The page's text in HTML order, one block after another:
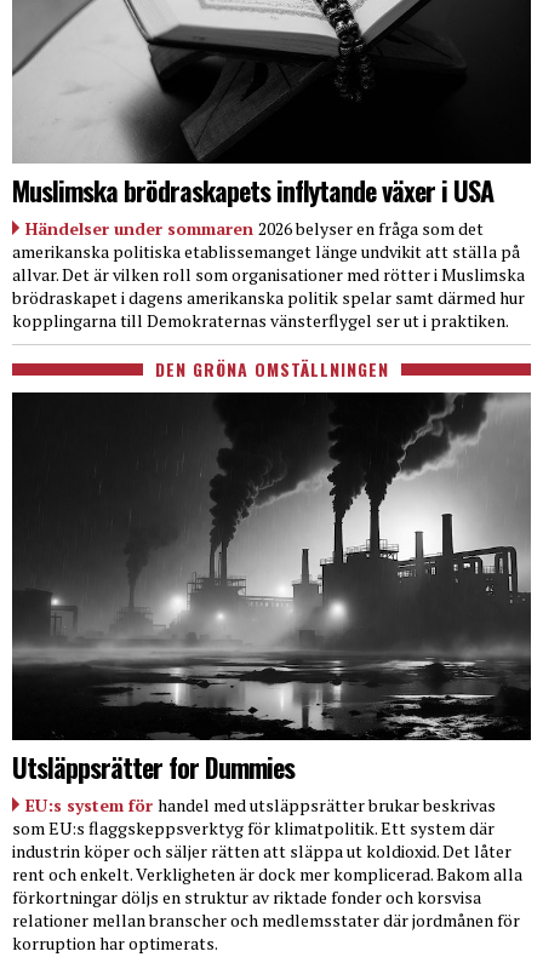
Muslimska brödraskapets inflytande växer i USA
Händelser under sommaren 2026 belyser en fråga som det
amerikanska politiska etablissemanget länge undvikit att ställa på
allvar. Det är vilken roll som organisationer med rötter i Muslimska
brödraskapet i dagens amerikanska politik spelar samt därmed hur
kopplingarna till Demokraternas vänsterflygel ser ut i praktiken.
DEN GRÖNA OMSTÄLLNINGEN
Utsläppsrätter for Dummies
EU:s system för handel med utsläppsrätter brukar beskrivas
som EU:s flaggskeppsverktyg för klimatpolitik. Ett system där
industrin köper och säljer rätten att släppa ut koldioxid. Det låter
rent och enkelt. Verkligheten är dock mer komplicerad. Bakom alla
förkortningar döljs en struktur av riktade fonder och korsvisa
relationer mellan branscher och medlemsstater där jordmånen för
korruption har optimerats.